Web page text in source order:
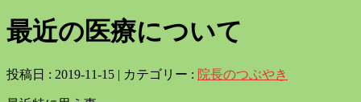
最近の医療について
投稿日 : 2019-11-15 | カテゴリー : 院長のつぶやき